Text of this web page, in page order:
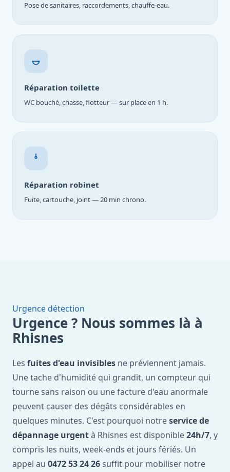
Pose de sanitaires, raccordements, chauffe-eau.
Réparation toilette
WC bouché, chasse, flotteur — sur place en 1 h.
Réparation robinet
Fuite, cartouche, joint — 20 min chrono.
Urgence détection
Urgence ? Nous sommes là à
Rhisnes
Les fuites d'eau invisibles ne préviennent jamais.
Une tache d'humidité qui grandit, un compteur qui
tourne sans raison ou une facture d'eau anormale
peuvent causer des dégâts considérables en
quelques minutes. C'est pourquoi notreservice de
dépannage urgentà Rhisnes est disponible24h/7, y
compris les nuits, week-ends et jours fériés. Un
appel au 0472 53 24 26 suffit pour mobiliser notre